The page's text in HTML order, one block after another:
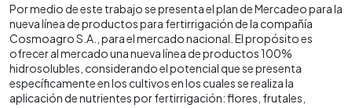
Por medio de este trabajo se presenta el plan de Mercadeo para la
nueva línea de productos para fertirrigación de la compañía
Cosmoagro S.A., para el mercado nacional. El propósito es
ofrecer al mercado una nueva línea de productos 100%
hidrosolubles, considerando el potencial que se presenta
específicamente en los cultivos en los cuales se realiza la
aplicación de nutrientes por fertirrigación: flores, frutales,